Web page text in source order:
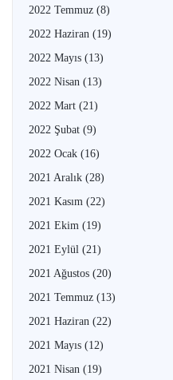
2022 Temmuz (8)
2022 Haziran (19)
2022 Mayıs (13)
2022 Nisan (13)
2022 Mart (21)
2022 Şubat (9)
2022 Ocak (16)
2021 Aralık (28)
2021 Kasım (22)
2021 Ekim (19)
2021 Eylül (21)
2021 Ağustos (20)
2021 Temmuz (13)
2021 Haziran (22)
2021 Mayıs (12)
2021 Nisan (19)